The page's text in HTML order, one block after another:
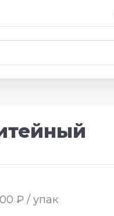
₽ / упак